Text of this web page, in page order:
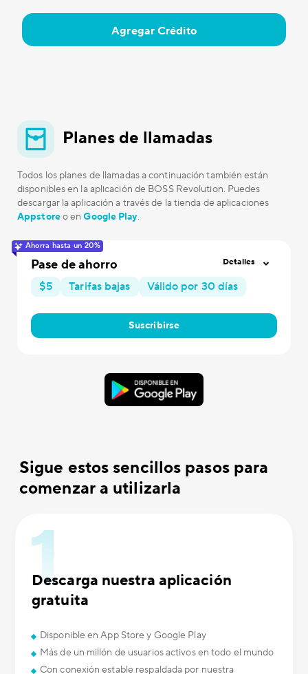
Agregar Crédito
Planes de llamadas
Todos los planes de llamadas a continuación también están
disponibles en la aplicación de BOSS Revolution. Puedes
descargar la aplicación a través de la tienda de aplicaciones
Appstoreo enGoogle Play.
Ahorra hasta un 20%
Pase de ahorro
$5 Tarifas bajas Válido por 30 días
Suscribirse
Detalles
Sigue estos sencillos pasos para
comenzar a utilizarla
Descarga nuestra aplicación
gratuita
Disponible en App Store y Google Play
Más de un millón de usuarios activos en todo el mundo
Con conexión estable respaldada por nuestra